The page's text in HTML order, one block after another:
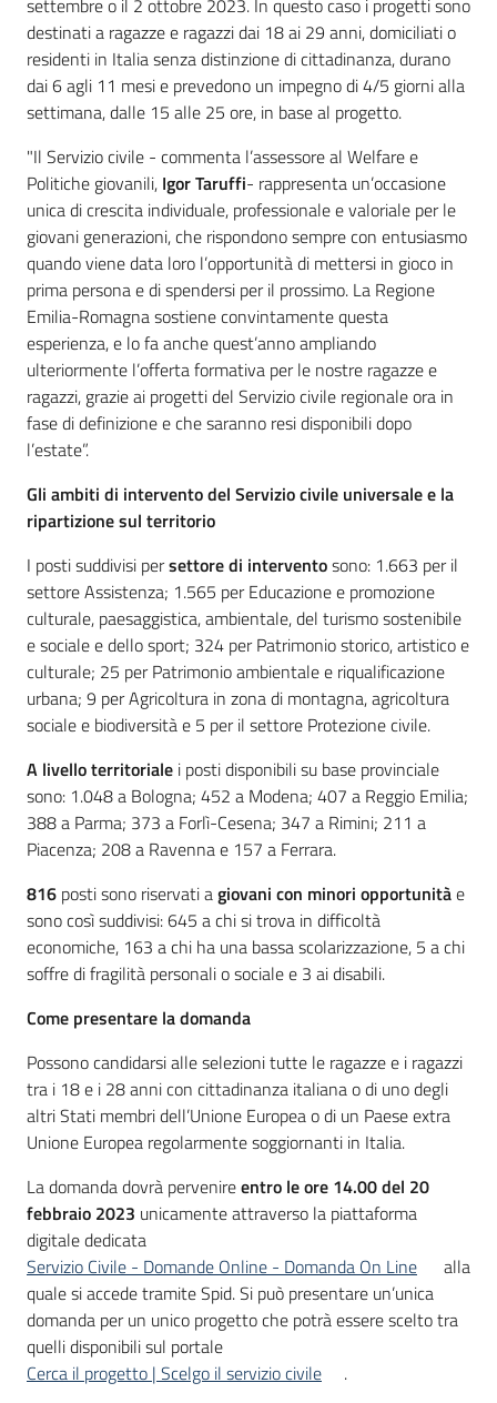
settembre o il 2 ottobre 2023. In questo caso i progetti sono
destinati a ragazze e ragazzi dai 18 ai 29 anni, domiciliati o
residenti in Italia senza distinzione di cittadinanza, durano
dai 6 agli 11 mesi e prevedono un impegno di 4/5 giorni alla
settimana, dalle 15 alle 25 ore, in base al progetto.
"Il Servizio civile - commenta l’assessore al Welfare e
Politiche giovanili, Igor Taruffi- rappresenta un’occasione
unica di crescita individuale, professionale e valoriale per le
giovani generazioni, che rispondono sempre con entusiasmo
quando viene data loro l’opportunità di mettersi in gioco in
prima persona e di spendersi per il prossimo. La Regione
Emilia-Romagna sostiene convintamente questa
esperienza, e lo fa anche quest’anno ampliando
ulteriormente l’offerta formativa per le nostre ragazze e
ragazzi, grazie ai progetti del Servizio civile regionale ora in
fase di definizione e che saranno resi disponibili dopo
l’estate”.
Gli ambiti di intervento del Servizio civile universale e la
ripartizione sul territorio
I posti suddivisi persettore di interventosono: 1.663 per il
settore Assistenza; 1.565 per Educazione e promozione
culturale, paesaggistica, ambientale, del turismo sostenibile
e sociale e dello sport; 324 per Patrimonio storico, artistico e
culturale; 25 per Patrimonio ambientale e riqualificazione
urbana; 9 per Agricoltura in zona di montagna, agricoltura
sociale e biodiversità e 5 per il settore Protezione civile.
A livello territoriale i posti disponibili su base provinciale
sono: 1.048 a Bologna; 452 a Modena; 407 a Reggio Emilia;
388 a Parma; 373 a Forlì-Cesena; 347 a Rimini; 211 a
Piacenza; 208 a Ravenna e 157 a Ferrara.
816 posti sono riservati agiovani con minori opportunitàe
sono così suddivisi: 645 a chi si trova in difficoltà
economiche, 163 a chi ha una bassa scolarizzazione, 5 a chi
soffre di fragilità personali o sociale e 3 ai disabili.
Come presentare la domanda
Possono candidarsi alle selezioni tutte le ragazze e i ragazzi
tra i 18 e i 28 anni con cittadinanza italiana o di uno degli
altri Stati membri dell’Unione Europea o di un Paese extra
Unione Europea regolarmente soggiornanti in Italia.
La domanda dovrà pervenireentro le ore 14.00 del 20
febbraio 2023 unicamente attraverso la piattaforma
digitale dedicata
Servizio Civile - Domande Online - Domanda On Line
alla
quale si accede tramite Spid. Si può presentare un’unica
domanda per un unico progetto che potrà essere scelto tra
quelli disponibili sul portale
Cerca il progetto | Scelgo il servizio civile
.